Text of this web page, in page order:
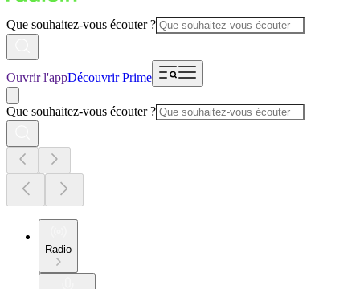
Que souhaitez-vous écouter ?
Ouvrir l'appDécouvrir Prime
Que souhaitez-vous écouter ?
Radio